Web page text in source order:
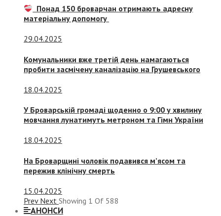
Понад 150 броварчан отримають адресну
матеріальну допомогу
29.04.2025
Комунальники вже третій день намагаються
пробити засмічену каналізацію на Грушевського
18.04.2025
У Броварській громаді щоденно о 9:00 у хвилину
мовчання лунатимуть метроном та Гімн України
18.04.2025
На Броварщині чоловік подавився м’ясом та
пережив клінічну смерть
15.04.2025
Prev Next Showing 1 Of 588
АНОНСИ